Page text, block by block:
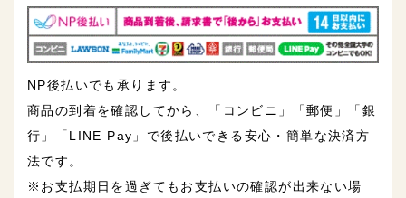
NP後払いでも承ります。
商品の到着を確認してから、「コンビニ」「郵便」「銀
行」「LINE Pay」で後払いできる安心・簡単な決済方
法です。
※お支払期日を過ぎてもお支払いの確認が出来ない場